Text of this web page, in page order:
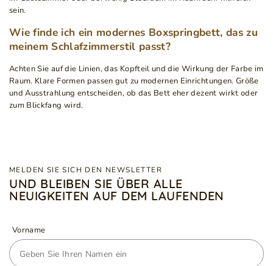
sein.
Wie finde ich ein modernes Boxspringbett, das zu
meinem Schlafzimmerstil passt?
Achten Sie auf die Linien, das Kopfteil und die Wirkung der Farbe im
Raum. Klare Formen passen gut zu modernen Einrichtungen. Größe
und Ausstrahlung entscheiden, ob das Bett eher dezent wirkt oder
zum Blickfang wird.
MELDEN SIE SICH DEN NEWSLETTER
UND BLEIBEN SIE ÜBER ALLE
NEUIGKEITEN AUF DEM LAUFENDEN
Vorname